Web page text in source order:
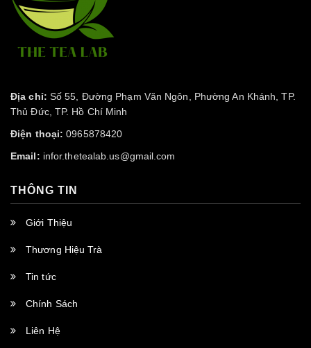
Địa chỉ: Số 55, Đường Phạm Văn Ngôn, Phường An Khánh, TP.
Thủ Đức, TP. Hồ Chí Minh
Điện thoại: 0965878420
Email: infor.thetealab.us@gmail.com
THÔNG TIN
Giới Thiệu
Thương Hiệu Trà
Tin tức
Chính Sách
Liên Hệ